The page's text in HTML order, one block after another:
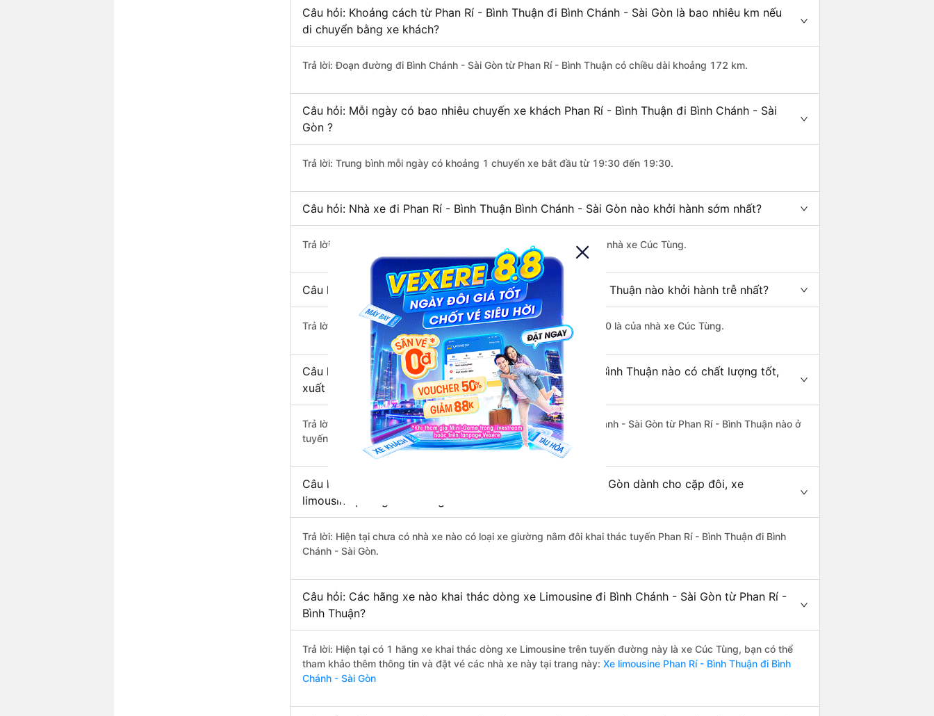
Câu hỏi: Khoảng cách từ Phan Rí - Bình Thuận đi Bình Chánh - Sài Gòn là bao nhiêu km nếu
di chuyển bằng xe khách?
Trả lời: Đoạn đường đi Bình Chánh - Sài Gòn từ Phan Rí - Bình Thuận có chiều dài khoảng 172 km.
Câu hỏi: Mỗi ngày có bao nhiêu chuyến xe khách Phan Rí - Bình Thuận đi Bình Chánh - Sài
Gòn ?
Trả lời: Trung bình mỗi ngày có khoảng 1 chuyến xe bắt đầu từ 19:30 đến 19:30.
Câu hỏi: Nhà xe đi Phan Rí - Bình Thuận Bình Chánh - Sài Gòn nào khởi hành sớm nhất?
Trả lời: Chuyến xe có giờ xuất phát sớm nhất vào lúc 19:30 là của nhà xe Cúc Tùng.
Câu hỏi: Nhà xe đi Bình Chánh - Sài Gòn từ Phan Rí - Bình Thuận nào khởi hành trễ nhất?
Trả lời: Chuyến xe có giờ xuất phát trễ (muộn) nhất là vào lúc 19:30 là của nhà xe Cúc Tùng.
Câu hỏi: Review xe đi Bình Chánh - Sài Gòn từ Phan Rí - Bình Thuận nào có chất lượng tốt,
xuất sắc, cao cấp nhất?
Trả lời: Tạm thời chưa đủ review để đánh giá có nhà xe đi Bình Chánh - Sài Gòn từ Phan Rí - Bình Thuận nào ở
tuyến đường này có chất lượng xuất sắc.
Câu hỏi: Có loại xe Phan Rí - Bình Thuận Bình Chánh - Sài Gòn dành cho cặp đôi, xe
limousine phòng đôi không?
Trả lời: Hiện tại chưa có nhà xe nào có loại xe giường nằm đôi khai thác tuyến Phan Rí - Bình Thuận đi Bình
Chánh - Sài Gòn.
Câu hỏi: Các hãng xe nào khai thác dòng xe Limousine đi Bình Chánh - Sài Gòn từ Phan Rí -
Bình Thuận?
Trả lời: Hiện tại có 1 hãng xe khai thác dòng xe Limousine trên tuyến đường này là xe Cúc Tùng, bạn có thể
tham khảo thêm thông tin và đặt vé các nhà xe này tại trang này: Xe limousine Phan Rí - Bình Thuận đi Bình
Chánh - Sài Gòn